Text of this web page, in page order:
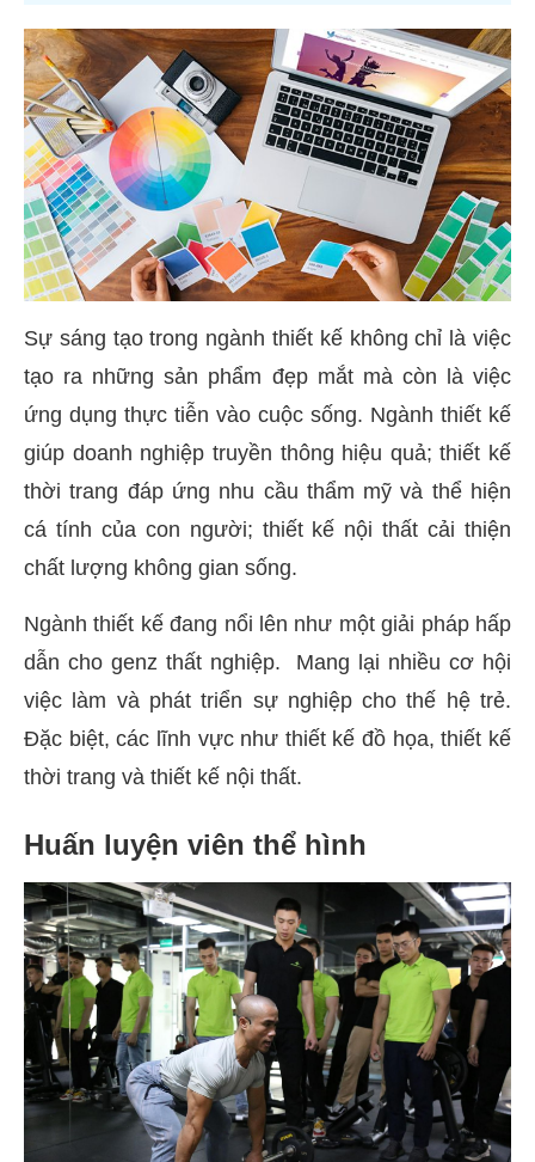
Sự sáng tạo trong ngành thiết kế không chỉ là việc
tạo ra những sản phẩm đẹp mắt mà còn là việc
ứng dụng thực tiễn vào cuộc sống. Ngành thiết kế
giúp doanh nghiệp truyền thông hiệu quả; thiết kế
thời trang đáp ứng nhu cầu thẩm mỹ và thể hiện
cá tính của con người; thiết kế nội thất cải thiện
chất lượng không gian sống.
Ngành thiết kế đang nổi lên như một giải pháp hấp
dẫn cho genz thất nghiệp. Mang lại nhiều cơ hội
việc làm và phát triển sự nghiệp cho thế hệ trẻ.
Đặc biệt, các lĩnh vực như thiết kế đồ họa, thiết kế
thời trang và thiết kế nội thất.
Huấn luyện viên thể hình